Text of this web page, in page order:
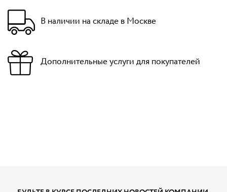
В наличии на складе в Москве
Дополнительные услуги для покупателей